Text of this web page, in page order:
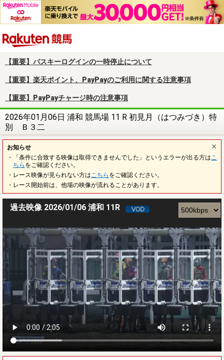
【重要】パスキーログインの一時停止について
【重要】楽天ポイント、PayPayのご利用に関する注意事項
【重要】PayPayチャージ時の注意事項
2026年01月06日 浦和 競馬場 11 R 初見月（はつみづき）特
別 Ｂ３二
お知らせ
・「条件に合致する映像は取得できませんでした」というエラーが出る方は こ
ちら をご確認ください。
・レース映像が見られない方は こちら をご確認ください。
・レース開始前は、他場の映像が流れることがあります。
過去映像 2026/01/06 浦和 11R